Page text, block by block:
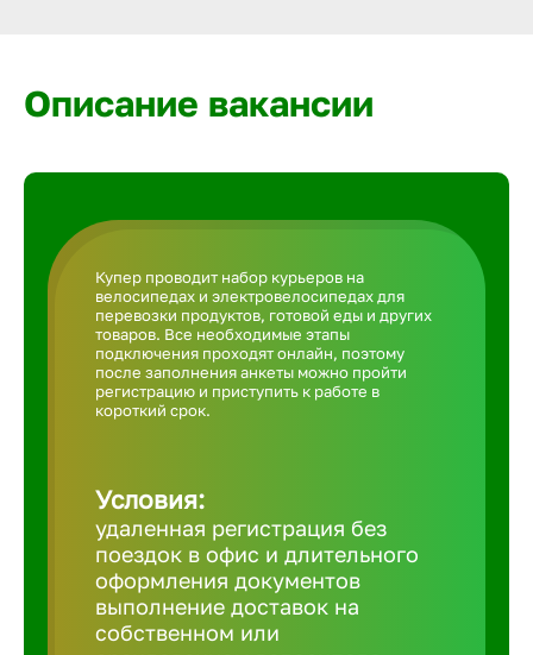
Описание вакансии
Купер проводит набор курьеров на
велосипедах и электровелосипедах для
перевозки продуктов, готовой еды и других
товаров. Все необходимые этапы
подключения проходят онлайн, поэтому
после заполнения анкеты можно пройти
регистрацию и приступить к работе в
короткий срок.
Условия:
удаленная регистрация без
поездок в офис и длительного
оформления документов
выполнение доставок на
собственном или